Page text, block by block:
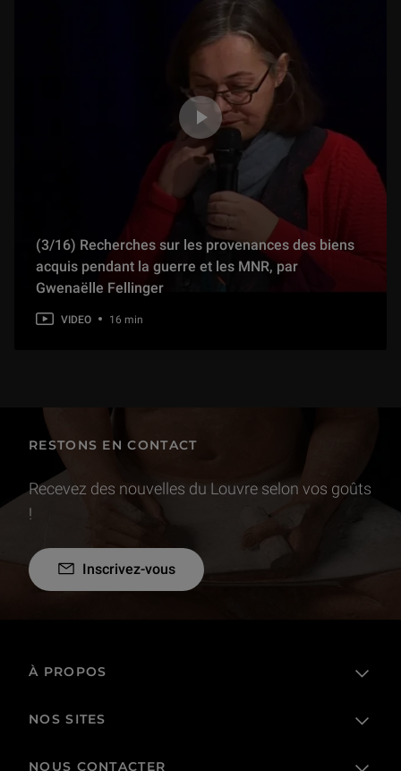
(3/16) Recherches sur les provenances des biens
acquis pendant la guerre et les MNR, par
Gwenaëlle Fellinger
VIDEO 16 min
RESTONS EN CONTACT
Recevez des nouvelles du Louvre selon vos goûts
!
Inscrivez-vous
À PROPOS
L'établissement public
NOS SITES
Billetterie
NOUS CONTACTER